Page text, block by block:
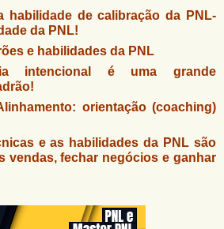
habilidade de calibração da PNL-
da PNL!
e habilidades da PNL
intencional é uma grande
orientação (coaching)
e as habilidades da PNL são
vendas, fechar negócios e ganhar